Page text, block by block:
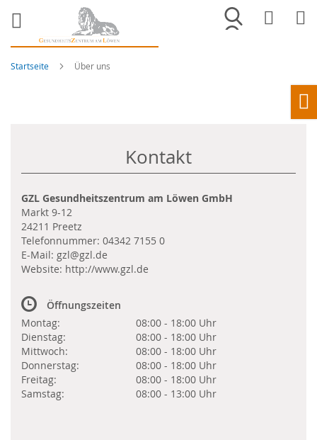
Merkliste
Startseite Über uns
Kontakt
GZL Gesundheitszentrum am Löwen GmbH
Markt 9-12
24211 Preetz
Telefonnummer: 04342 7155 0
E-Mail: gzl@gzl.de
Website: http://www.gzl.de
Öffnungszeiten
Montag:
08:00 - 18:00 Uhr
Dienstag:
08:00 - 18:00 Uhr
Mittwoch:
08:00 - 18:00 Uhr
Donnerstag:
08:00 - 18:00 Uhr
Freitag:
08:00 - 18:00 Uhr
Samstag:
08:00 - 13:00 Uhr